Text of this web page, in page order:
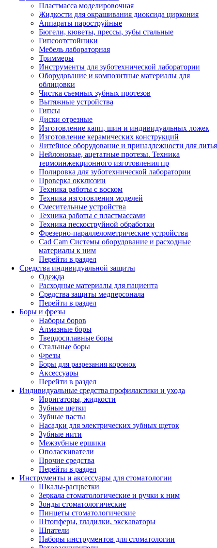
Пластмасса моделировочная
Жидкости для окрашивания диоксида циркония
Аппараты пароструйные
Бюгели, кюветы, прессы, зубы стальные
Гипсоотстойники
Мебель лабораторная
Триммеры
Инструменты для зуботехнической лаборатории
Оборудование и композитные материалы для
облицовки
Чистка съемных зубных протезов
Вытяжные устройства
Гипсы
Диски отрезные
Изготовление капп, шин и индивидуальных ложек
Изготовление керамических конструкций
Литейное оборудование и принадлежности для литья
Нейлоновые, ацетатные протезы. Техника
термоинжекционного изготовления пр
Полировка для зуботехнической лаборатории
Проверка окклюзии
Техника работы с воском
Техника изготовления моделей
Смесительные устройства
Техника работы с пластмассами
Техника пескоструйной обработки
Фрезерно-параллелометрические устройства
Cad Cam Системы оборудование и расходные
материалы к ним
Перейти в раздел
Средства индивидуальной защиты
Одежда
Расходные материалы для пациента
Средства защиты медперсонала
Перейти в раздел
Боры и фрезы
Наборы боров
Алмазные боры
Твердосплавные боры
Стальные боры
Фрезы
Боры для разрезания коронок
Аксессуары
Перейти в раздел
Индивидуальные средства профилактики и ухода
Ирригаторы, жидкости
Зубные щетки
Зубные пасты
Насадки для электрических зубных щеток
Зубные нити
Межзубные ершики
Ополаскиватели
Прочие средства
Перейти в раздел
Инструменты и аксессуары для стоматологии
Шкалы-расцветки
Зеркала стоматологические и ручки к ним
Зонды стоматологические
Пинцеты стоматологические
Штопферы, гладилки, экскаваторы
Шпатели
Наборы инструментов для стоматологии